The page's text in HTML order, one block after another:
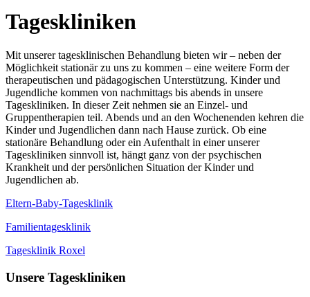
Tageskliniken
Mit unserer tagesklinischen Behandlung bieten wir – neben der
Möglichkeit stationär zu uns zu kommen – eine weitere Form der
therapeutischen und pädagogischen Unterstützung. Kinder und
Jugendliche kommen von nachmittags bis abends in unsere
Tageskliniken. In dieser Zeit nehmen sie an Einzel- und
Gruppentherapien teil. Abends und an den Wochenenden kehren die
Kinder und Jugendlichen dann nach Hause zurück. Ob eine
stationäre Behandlung oder ein Aufenthalt in einer unserer
Tageskliniken sinnvoll ist, hängt ganz von der psychischen
Krankheit und der persönlichen Situation der Kinder und
Jugendlichen ab.
Eltern-Baby-Tagesklinik
Familientagesklinik
Tagesklinik Roxel
Unsere Tageskliniken